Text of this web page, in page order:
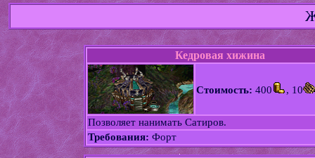
Кедровая хижина
Стоимость: 400 , 10
Позволяет нанимать Сатиров.
Требования: Форт